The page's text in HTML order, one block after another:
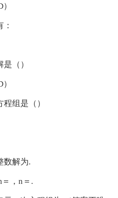
（）
组是（）
数解为.
，n＝.